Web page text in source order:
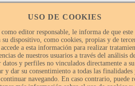
USO DE COOKIES
editor responsable, le informa de que este
dispositivo, como cookies, propias y de
a esta información para realizar
de nuestros usuarios a través del análisis
datos y perfiles no vinculados directamente a
y dar su consentimiento a todas las
navegando. En caso contrario, puede